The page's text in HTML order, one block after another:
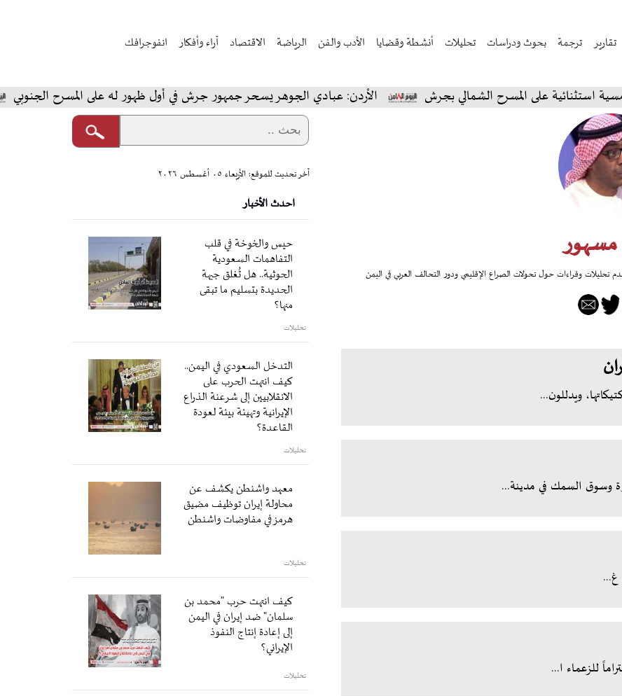
تقارير ترجمة بحوث ودراسات تحليلات أنشطة وقضايا الأدب والفن الرياضة الاقتصاد آراء وأفكار انفوجرافك
على المسرح الشمالي بجرش الأردن: عبادي الجوهر يسحر جمهور جرش في أول ظهور له على المسرح الجنوبي
مسهور
وقراءات حول تحولات الصراع الإقليمي ودور التحالف العربي في اليمن
ويدللون...
وسوق السمك في مدينة...
غ...
للزعماء ا...
آخر تحديث للموقع: الأربعاء ٠٥ أغسطس ٢٠٢٦
احدث الأخبار
حيس والخوخة في قلب
التفاهمات السعودية
الحوثية.. هل تُغلق جبهة
الحديدة بتسليم ما تبقى
منها؟
تحليلات
التدخل السعودي في اليمن..
كيف انتهت الحرب على
الانقلابيين إلى شرعنة الذراع
الإيرانية وتهيئة بيئة لعودة
القاعدة؟
تحليلات
معهد واشنطن يكشف عن
محاولة إيران توظيف مضيق
هرمز في مفاوضات واشنطن
تحليلات
كيف انتهت حرب "محمد بن
سلمان" ضد إيران في اليمن
إلى إعادة إنتاج النفوذ
الإيراني؟
تحليلات